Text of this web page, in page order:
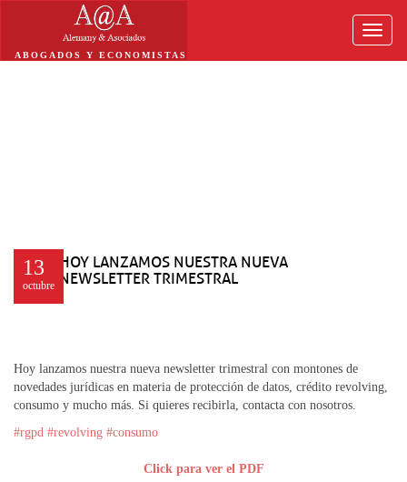
Toggle
ABOGADOS Y ECONOMISTAS
13
octubre
HOY LANZAMOS NUESTRA NUEVA
NEWSLETTER TRIMESTRAL
Hoy lanzamos nuestra nueva newsletter trimestral con montones de
novedades jurídicas en materia de protección de datos, crédito revolving,
consumo y mucho más. Si quieres recibirla, contacta con nosotros.
#rgpd #revolving #consumo
Click para ver el PDF